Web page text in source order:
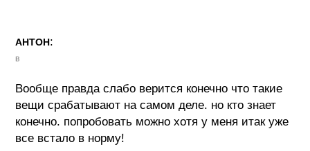
АНТОН:
в
Вообще правда слабо верится конечно что такие
вещи срабатывают на самом деле. но кто знает
конечно. попробовать можно хотя у меня итак уже
все встало в норму!